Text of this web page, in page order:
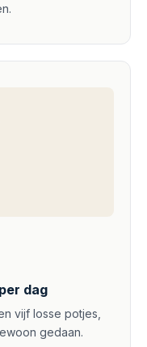
dag
vijf losse potjes,
gedaan.